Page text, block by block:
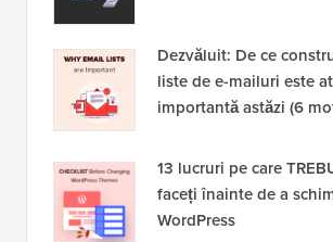
Dezvăluit: De ce
liste de e-mailuri este
importantă astăzi (6
13 lucruri pe care
faceți înainte de a
WordPress